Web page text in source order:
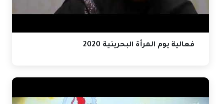
فعالية يوم المرأة البحرينية 2020